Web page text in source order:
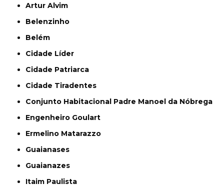
Artur Alvim
Belenzinho
Belém
Cidade Líder
Cidade Patriarca
Cidade Tiradentes
Conjunto Habitacional Padre Manoel da Nóbrega
Engenheiro Goulart
Ermelino Matarazzo
Guaianases
Guaianazes
Itaim Paulista